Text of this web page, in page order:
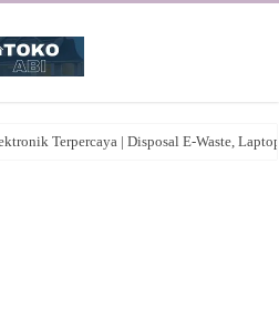
Terpercaya | Disposal E-Waste,